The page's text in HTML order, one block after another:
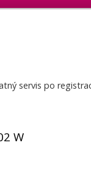
servis po
W